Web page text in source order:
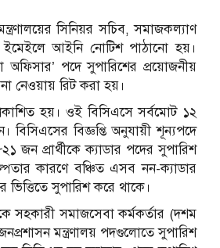
সিনিয়র সচিব, সমাজকল্যাণ
ইমেইলে আইনি নোটিশ পাঠানো হয়।
অফিসার’ পদে সুপারিশের প্রয়োজনীয়
নেওয়ায় রিট করা হয়।
হয়। ওই বিসিএসে সর্বমোট ১২
বিসিএসের বিজ্ঞপ্তি অনুযায়ী শূন্যপদে
জন প্রার্থীকে ক্যাডার পদের সুপারিশ
কারণে বঞ্চিত এসব নন-ক্যাডার
ভিত্তিতে সুপারিশ করে থাকে।
সহকারী সমাজসেবা কর্মকর্তার (দশম
মন্ত্রণালয় পদগুলোতে সুপারিশ